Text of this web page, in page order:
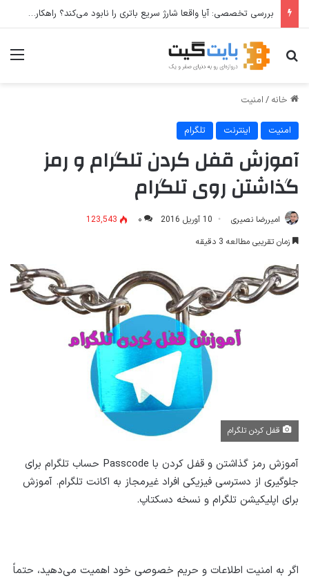
نحوه افزودن و استفاده از Private DNS در ویندوز ۱۱
جستجو برای
خانه / امنیت
امنیت اینترنت تلگرام
آموزش قفل کردن تلگرام و رمز
گذاشتن روی تلگرام
امیررضا نصیری 10 آوریل 2016 ۰
123,543
زمان تقریبی مطالعه 3 دقیقه
قفل کردن تلگرام
آموزش رمز گذاشتن و قفل کردن با Passcode حساب تلگرام برای
جلوگیری از دسترسی فیزیکی افراد غیرمجاز به اکانت تلگرام. آموزش
برای اپلیکیشن تلگرام و نسخه دسکتاپ.
اگر به امنیت اطلاعات و حریم خصوصی خود اهمیت می‌دهید، حتماً